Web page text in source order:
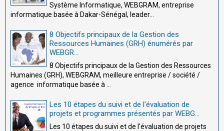
Système Informatique, WEBGRAM, entreprise
informatique basée à Dakar-Sénégal, leader...
8 Objectifs principaux de la Gestion des
Ressources Humaines (GRH) énumérés par
WEBGR...
8 Objectifs principaux de la Gestion des Ressources
Humaines (GRH), WEBGRAM, meilleure entreprise / société /
agence informatique basée à ...
Les 10 étapes du suivi et de l'évaluation de
projets et programmes présentés par WEBG...
Les 10 étapes du suivi et de l'évaluation de projets